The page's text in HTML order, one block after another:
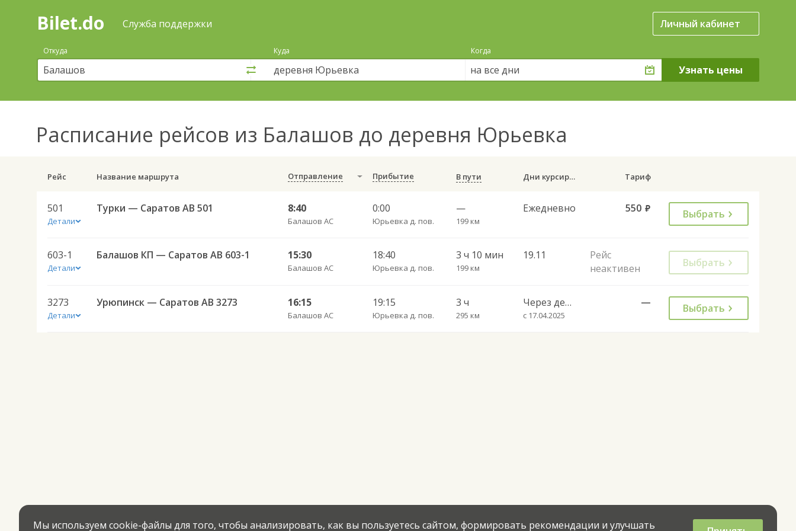
Поиск
покупка
билетов
автобус
онлайн
Bilet.do Служба поддержки Личный кабинет
Откуда Куда Когда
на все дни
Расписание рейсов из Балашов до деревня Юрьевка
Рейс Название маршрута Отправление Прибытие В пути Дни курсирования Тариф
501
Детали
Турки — Саратов АВ 501 8:40
Балашов АС
0:00
Юрьевка д. пов.
—
199 км
Ежедневно 550 руб. Выбрать
603-1
Детали
Балашов КП — Саратов АВ 603-1 15:30
Балашов АС
18:40
Юрьевка д. пов.
3 ч 10 мин
199 км
19.11
Рейс
неактивен
Выбрать
3273
Детали
Урюпинск — Саратов АВ 3273 16:15
Балашов АС
19:15
Юрьевка д. пов.
3 ч
295 км
Через день
с 17.04.2025
— Выбрать
Мы используем cookie-файлы для того, чтобы анализировать, как вы пользуетесь сайтом, формировать рекомендации и улучшать